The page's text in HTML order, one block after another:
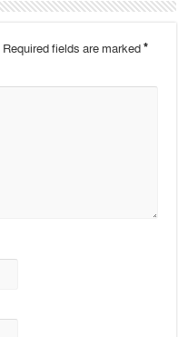
Required fields are marked*